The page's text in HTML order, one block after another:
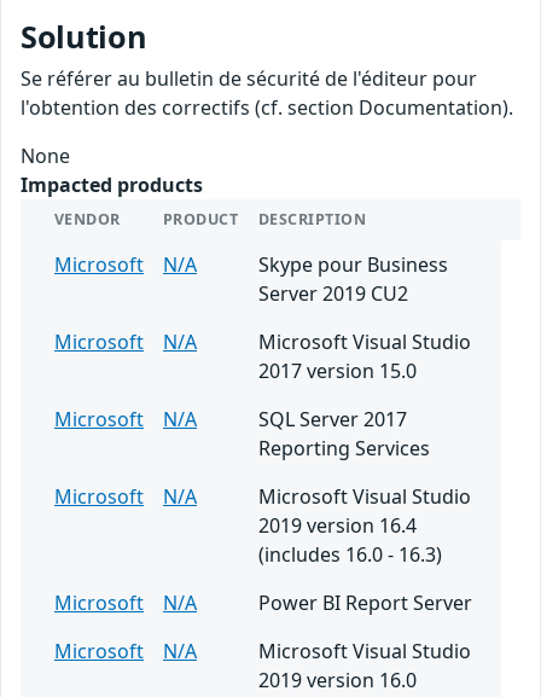
Solution
Se référer au bulletin de sécurité de l'éditeur pour
l'obtention des correctifs (cf. section Documentation).
None
Impacted products
VENDOR PRODUCT DESCRIPTION
Microsoft N/A
Skype pour Business
Server 2019 CU2
Microsoft
N/A
Microsoft Visual Studio
2017 version 15.0
Microsoft
N/A
SQL Server 2017
Reporting Services
Microsoft
N/A
Microsoft Visual Studio
2019 version 16.4
(includes 16.0 - 16.3)
Microsoft
N/A
Power BI Report Server
Microsoft
N/A
Microsoft Visual Studio
2019 version 16.0